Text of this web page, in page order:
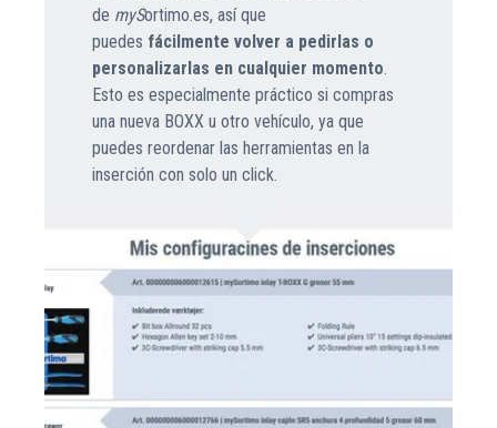
de mySortimo.es, así que
puedes fácilmente volver a pedirlas o
personalizarlas en cualquier momento.
Esto es especialmente práctico si compras
una nueva BOXX u otro vehículo, ya que
puedes reordenar las herramientas en la
inserción con solo un click.